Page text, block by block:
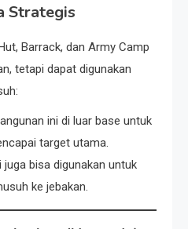
Strategis
Barrack, dan Army Camp
tetapi dapat digunakan
ini di luar base untuk
target utama.
juga bisa digunakan untuk
ke jebakan.